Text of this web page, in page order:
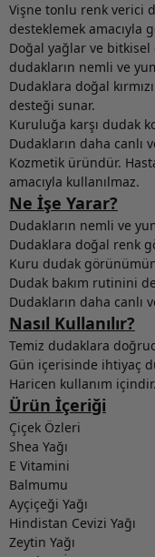
Vişne tonlu renk verici
desteklemek amacıyla
Doğal yağlar ve
dudakların nemli ve
Dudaklara doğal
desteği sunar.
Kuruluğa karşı dudak
Dudakların daha canlı
Kozmetik üründür.
amacıyla kullanılmaz.
Ne İşe Yarar?
Dudakların nemli ve
Dudaklara doğal renk
Kuru dudak
Dudak bakım rutinini
Dudakların daha canlı
Nasıl Kullanılır?
Temiz dudaklara
Gün içerisinde ihtiyaç
Haricen kullanım içindir.
Ürün İçeriği
Çiçek Özleri
Shea Yağı
E Vitamini
Balmumu
Ayçiçeği Yağı
Hindistan Cevizi Yağı
Zeytin Yağı